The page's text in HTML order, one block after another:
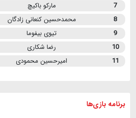
7
مارکو باکیچ
8
محمدحسین کنعانی زادگان
9
تیوی بیفوما
10
رضا شکاری
11
امیرحسین محمودی
برنامه بازی ها